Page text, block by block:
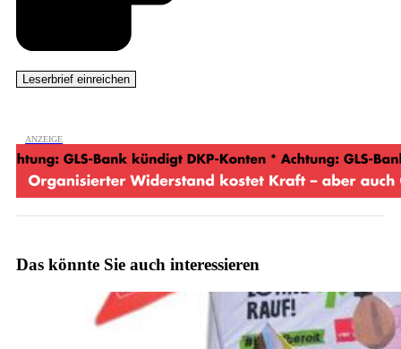
Das könnte Sie auch interessieren